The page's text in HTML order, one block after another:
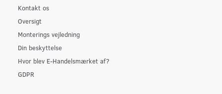
Kontakt os
Oversigt
Monterings vejledning
Din beskyttelse
Hvor blev E-Handelsmærket af?
GDPR